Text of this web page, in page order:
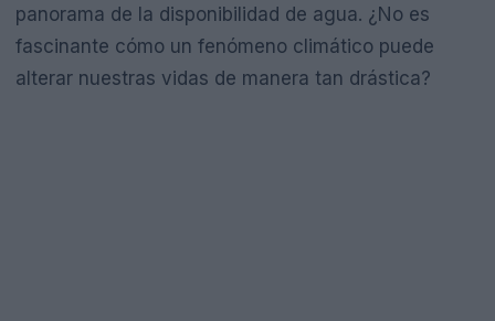
panorama de la disponibilidad de agua. ¿No es
fascinante cómo un fenómeno climático puede
alterar nuestras vidas de manera tan drástica?